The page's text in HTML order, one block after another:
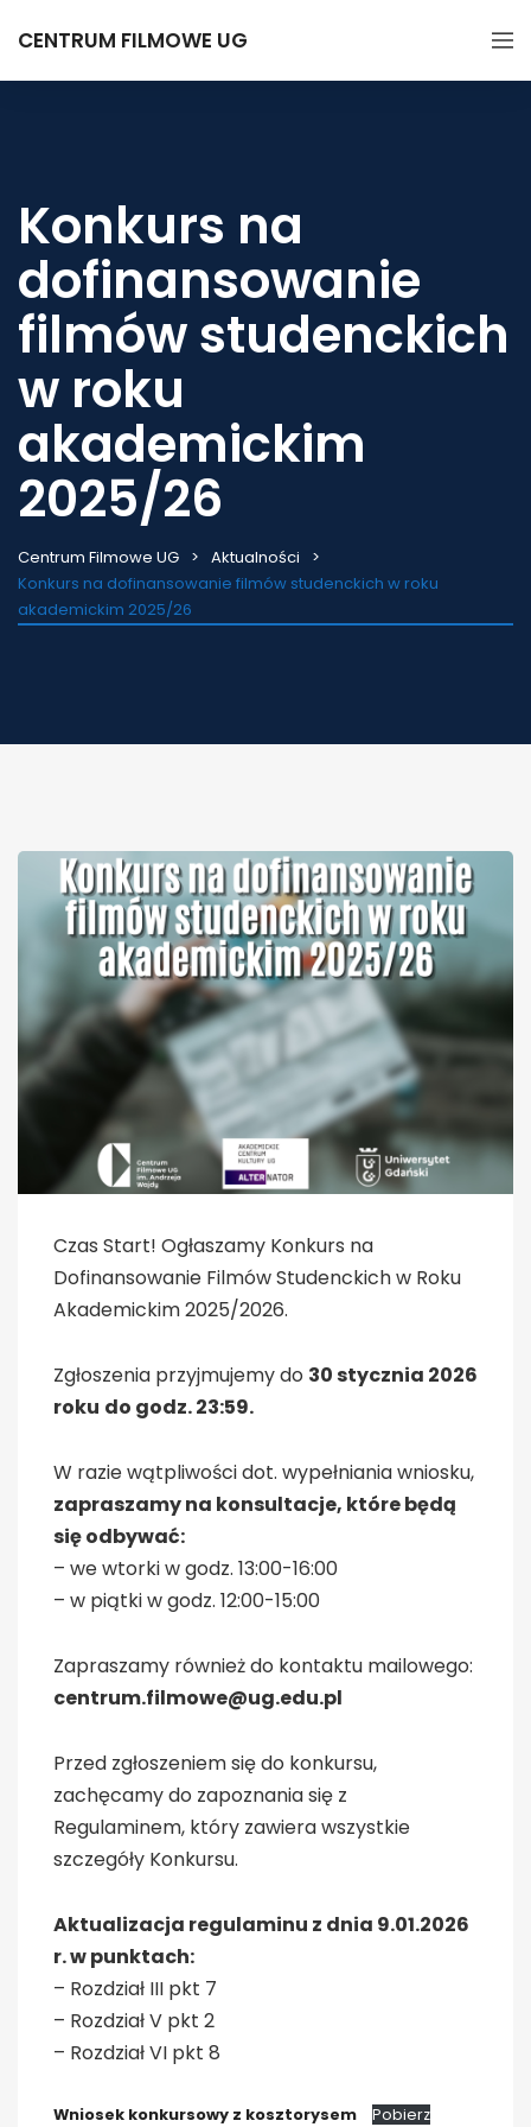
CENTRUM FILMOWE UG
Konkurs na
dofinansowanie
filmów studenckich
w roku
akademickim
2025/26
Centrum Filmowe UG
Aktualności
Konkurs na dofinansowanie filmów studenckich w roku
akademickim 2025/26
Czas Start! Ogłaszamy Konkurs na
Dofinansowanie Filmów Studenckich w Roku
Akademickim 2025/2026.
Zgłoszenia przyjmujemy do 30 stycznia 2026
roku do godz. 23:59.
W razie wątpliwości dot. wypełniania wniosku,
zapraszamy na konsultacje, które będą
się odbywać:
– we wtorki w godz. 13:00-16:00
– w piątki w godz. 12:00-15:00
Zapraszamy również do kontaktu mailowego:
centrum.filmowe@ug.edu.pl
Przed zgłoszeniem się do konkursu,
zachęcamy do zapoznania się z
Regulaminem, który zawiera wszystkie
szczegóły Konkursu.
Aktualizacja regulaminu z dnia 9.01.2026
r. w punktach:
– Rozdział III pkt 7
– Rozdział V pkt 2
– Rozdział VI pkt 8
Wniosek konkursowy z kosztorysem Pobierz